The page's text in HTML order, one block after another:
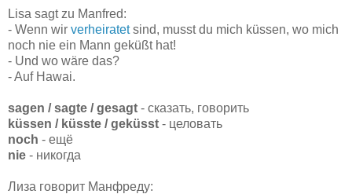
Lisa sagtzu Manfred:
- Wenn wir verheiratetsind, musst du mich küssen, wo mich
noch nie ein Mann geküßt hat!
- Und wo wäre das?
- Auf Hawai.
sagen / sagte / gesagt - сказать, говорить
küssen / küsste / geküsst - целовать
noch - ещё
nie - никогда
Лиза говорит Манфреду: